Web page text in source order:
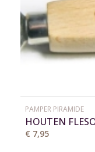
PAMPER PIRAMIDE
HOUTEN
€ 7,95